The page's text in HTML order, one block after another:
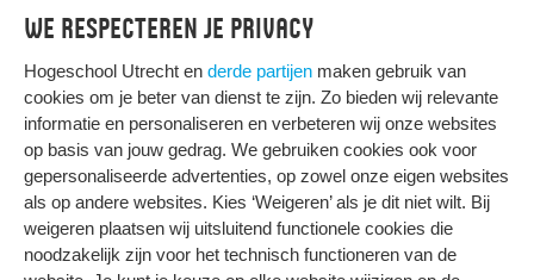
We respecteren je privacy
Hogeschool Utrecht en derde partijen maken gebruik van
cookies om je beter van dienst te zijn. Zo bieden wij relevante
informatie en personaliseren en verbeteren wij onze websites
op basis van jouw gedrag. We gebruiken cookies ook voor
gepersonaliseerde advertenties, op zowel onze eigen websites
als op andere websites. Kies ‘Weigeren’ als je dit niet wilt. Bij
weigeren plaatsen wij uitsluitend functionele cookies die
noodzakelijk zijn voor het technisch functioneren van de
leenprocedure te kunnen uitvoeren, onder andere voor het
versturen van herinneringen en informatie over reserveringen.
Zie verder het Privacy statement Hogeschool Utrecht
HIER KOMT ALLES SAMEN
Privacy